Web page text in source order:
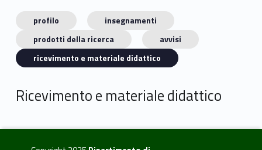
profilo
insegnamenti
prodotti della ricerca
avvisi
ricevimento e materiale didattico
Ricevimento e materiale didattico